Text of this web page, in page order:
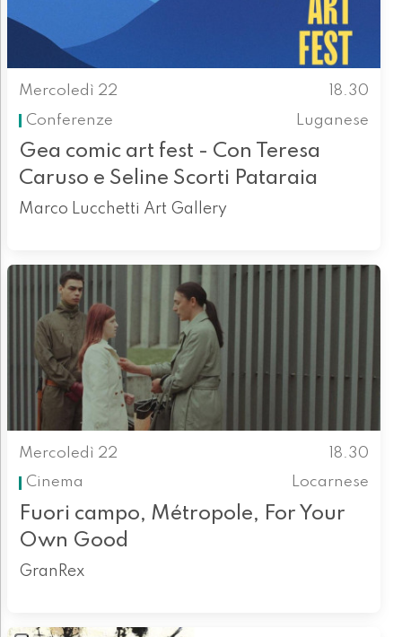
Mercoledì 22
18.30
Conferenze
Luganese
Gea comic art fest - Con Teresa
Caruso e Seline Scorti Pataraia
Marco Lucchetti Art Gallery
Mercoledì 22
18.30
Cinema
Locarnese
Fuori campo, Métropole, For Your
Own Good
GranRex